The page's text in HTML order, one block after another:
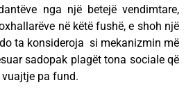
nga një betejë vendimtare,
në këtë fushë, e shoh një
ta konsideroja si mekanizmin më
sadopak plagët tona sociale që
pa fund.